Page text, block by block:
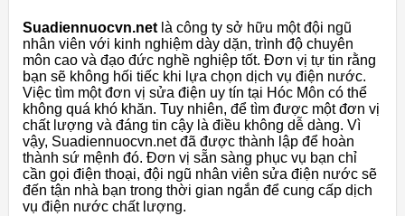
Suadiennuocvn.net là công ty sở hữu một đội ngũ
nhân viên với kinh nghiệm dày dặn, trình độ chuyên
môn cao và đạo đức nghề nghiệp tốt. Đơn vị tự tin rằng
bạn sẽ không hối tiếc khi lựa chọn dịch vụ điện nước.
Việc tìm một đơn vị sửa điện uy tín tại Hóc Môn có thể
không quá khó khăn. Tuy nhiên, để tìm được một đơn vị
chất lượng và đáng tin cậy là điều không dễ dàng. Vì
vậy, Suadiennuocvn.net đã được thành lập để hoàn
thành sứ mệnh đó. Đơn vị sẵn sàng phục vụ bạn chỉ
cần gọi điện thoại, đội ngũ nhân viên sửa điện nước sẽ
đến tận nhà bạn trong thời gian ngắn để cung cấp dịch
vụ điện nước chất lượng.